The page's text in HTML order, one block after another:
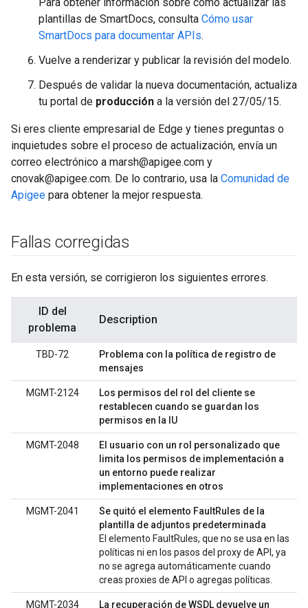
Para obtener información sobre cómo actualizar las
plantillas de SmartDocs, consulta Cómo usar
SmartDocs para documentar APIs.
Vuelve a renderizar y publicar la revisión del modelo.
Después de validar la nueva documentación, actualiza
tu portal de producción a la versión del 27/05/15.
Si eres cliente empresarial de Edge y tienes preguntas o
inquietudes sobre el proceso de actualización, envía un
correo electrónico a marsh@apigee.com y
cnovak@apigee.com. De lo contrario, usa la Comunidad de
Apigee para obtener la mejor respuesta.
Fallas corregidas
En esta versión, se corrigieron los siguientes errores.
ID del
problema
Description
TBD-72
Problema con la política de registro de
mensajes
MGMT-2124
Los permisos del rol del cliente se
restablecen cuando se guardan los
permisos en la IU
MGMT-2048
El usuario con un rol personalizado que
limita los permisos de implementación a
un entorno puede realizar
implementaciones en otros
MGMT-2041
Se quitó el elemento FaultRules de la
plantilla de adjuntos predeterminada
El elemento FaultRules, que no se usa en las
políticas ni en los pasos del proxy de API, ya
no se agrega automáticamente cuando
creas proxies de API o agregas políticas.
MGMT-2034
La recuperación de WSDL devuelve un